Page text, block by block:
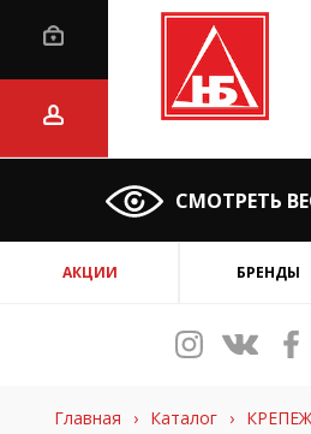
СМОТРЕТЬ
АКЦИИ БРЕНДЫ
Главная › Каталог › КРЕПЕЖ